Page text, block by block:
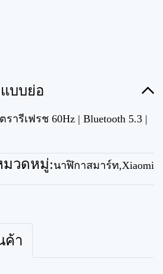
บบย่อ
ารีเฟรช 60Hz | Bluetooth 5.3 |
มวดหมู่:นาฬิกาสมาร์ท,Xiaomi
ค้า